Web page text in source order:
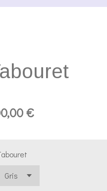
€